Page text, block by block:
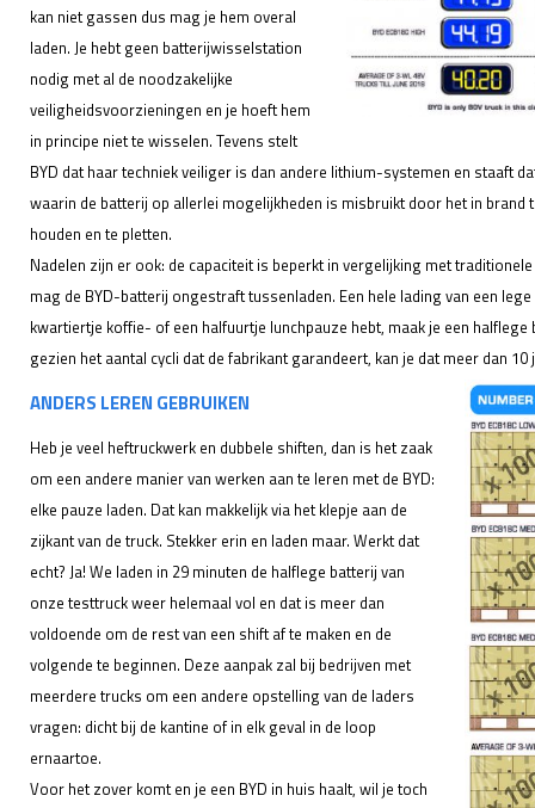
kan niet gassen dus mag je hem overal
laden. Je hebt geen batterijwisselstation
nodig met al de noodzakelijke
veiligheidsvoorzieningen en je hoeft hem
in principe niet te wisselen. Tevens stelt
BYD dat haar techniek veiliger is dan andere lithium-systemen en staaft
waarin de batterij op allerlei mogelijkheden is misbruikt door het in brand
houden en te pletten.
Nadelen zijn er ook: de capaciteit is beperkt in vergelijking met
mag de BYD-batterij ongestraft tussenladen. Een hele lading van een
kwartiertje koffie- of een halfuurtje lunchpauze hebt, maak je een
gezien het aantal cycli dat de fabrikant garandeert, kan je dat meer dan
ANDERS LEREN GEBRUIKEN
Heb je veel heftruckwerk en dubbele shiften, dan is het zaak
om een andere manier van werken aan te leren met de BYD:
elke pauze laden. Dat kan makkelijk via het klepje aan de
zijkant van de truck. Stekker erin en laden maar. Werkt dat
echt? Ja! We laden in 29 minuten de halflege batterij van
onze testtruck weer helemaal vol en dat is meer dan
voldoende om de rest van een shift af te maken en de
volgende te beginnen. Deze aanpak zal bij bedrijven met
meerdere trucks om een andere opstelling van de laders
vragen: dicht bij de kantine of in elk geval in de loop
ernaartoe.
Voor het zover komt en je een BYD in huis haalt, wil je toch